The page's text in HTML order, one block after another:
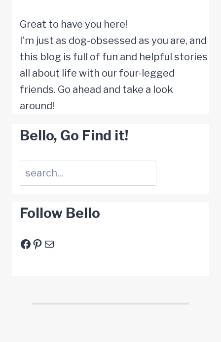
Zuhause
Great to have you here!
I’m just as dog-obsessed as you are, and
this blog is full of fun and helpful stories
all about life with our four-legged
friends. Go ahead and take a look
around!
Bello, Go Find it!
Suchen
Follow Bello
Facebook
Pinterest
E-Mail